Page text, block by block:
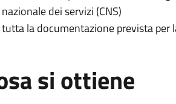
nazionale dei servizi (CNS)
tutta la documentazione prevista per
si ottiene